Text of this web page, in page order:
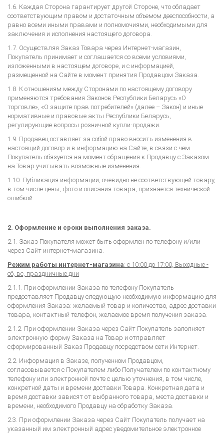
1.6. Каждая Сторона гарантирует другой Стороне, что обладает
соответствующим правом и достаточным объемом дееспособности, а
равно всеми иными правами и полномочиями, необходимыми для
заключения и исполнения настоящего договора.
1.7. Осуществляя Заказ Товара через Интернет-магазин,
Покупатель принимает и соглашается со всеми условиями,
изложенными в настоящем договоре, и с информацией,
размещенной на Сайте в момент принятия Продавцом Заказа.
1.8. К отношениям между Сторонами по настоящему договору
применяются требования Законов Республики Беларусь «О
торговле», «О защите прав потребителей» (далее – Закон) и иные
нормативные и правовые акты Республики Беларусь,
регулирующие вопросы розничной купли-продажи.
1.9. Продавец оставляет за собой право вносить изменения в
настоящий договор и в информацию на Сайте, в связи с чем
Покупатель обязуется на момент обращения к Продавцу с Заказом
на Товар учитывать возможные изменения.
1.10. Публикация информации, очевидно не соответствующей товару,
в том числе цены, фото и описания товара, признается технической
ошибкой.
2. Оформление и сроки выполнения заказа.
2.1. Заказ Покупателя может быть оформлен по телефону и/или
через Сайт интернет-магазина.
Режим работы интернет-магазина: с 10:00 до 17:00, Выходные -
сб, вс, праздничные дни
2.1.1. При оформлении Заказа по телефону Покупатель
предоставляет Продавцу следующую необходимую информацию для
оформления Заказа: желаемый товар и количество, адрес доставки
товара, контактный телефон, желаемое время получения заказа.
2.1.2. При оформлении Заказа через Сайт Покупатель заполняет
электронную форму Заказа на Товар и отправляет
сформированный Заказ Продавцу посредством сети Интернет.
2.2. Информация в Заказе, полученном Продавцом,
согласовывается с Покупателем либо Получателем по контактному
телефону или электронной почте с целью уточнения, в том числе,
конкретной даты и времени доставки Товара. Конкретная дата и
время доставки зависят от выбранного товара, места доставки и
времени, необходимого Продавцу на обработку Заказа.
2.3. При оформлении Заказа через Сайт Покупатель получает на
указанный им электронный адрес уведомительное электронное